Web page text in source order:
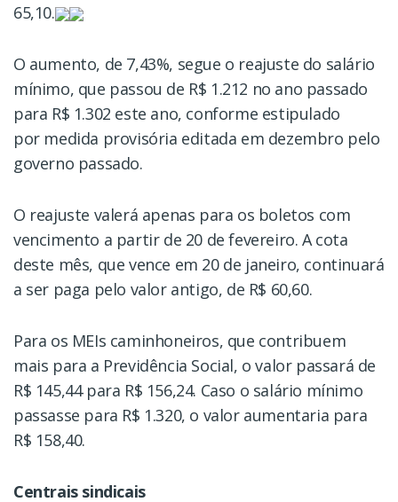
65,10.
O aumento, de 7,43%, segue o reajuste do salário
mínimo, que passou de R$ 1.212 no ano passado
para R$ 1.302 este ano, conforme estipulado
por medida provisória editada em dezembro pelo
governo passado.
O reajuste valerá apenas para os boletos com
vencimento a partir de 20 de fevereiro. A cota
deste mês, que vence em 20 de janeiro, continuará
a ser paga pelo valor antigo, de R$ 60,60.
Para os MEIs caminhoneiros, que contribuem
mais para a Previdência Social, o valor passará de
R$ 145,44 para R$ 156,24. Caso o salário mínimo
passasse para R$ 1.320, o valor aumentaria para
R$ 158,40.
Centrais sindicais